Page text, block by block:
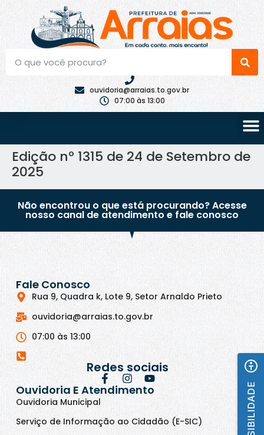
ouvidoria@arraias.to.gov.br
07:00 às 13:00
Edição nº 1315 de 24 de Setembro de
2025
Não encontrou o que está procurando? Acesse
nosso canal de atendimento e fale conosco
Fale Conosco
Rua 9, Quadra k, Lote 9, Setor Arnaldo Prieto
ouvidoria@arraias.to.gov.br
07:00 às 13:00
Redes sociais
Ouvidoria E Atendimento
Ouvidoria Municipal
Serviço de Informação ao Cidadão (E-SIC)